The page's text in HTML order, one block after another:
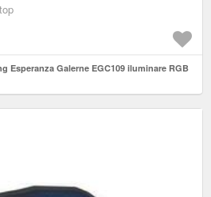
Esperanza Galerne EGC109 iluminare RGB